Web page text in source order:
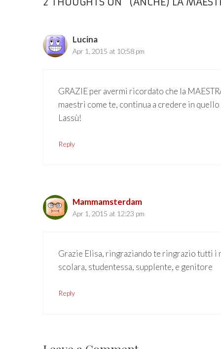
Lucina
Apr 1, 2015 at 10:58 pm
GRAZIE per avermi ricordato che la
maestri come te, continua a credere in
Lassù!
Reply
Mammamsterdam
Apr 1, 2015 at 12:23 pm
Grazie Elisa, ringraziando te ringrazio tutti i
scolara, studentessa, supplente, e genitore
Reply